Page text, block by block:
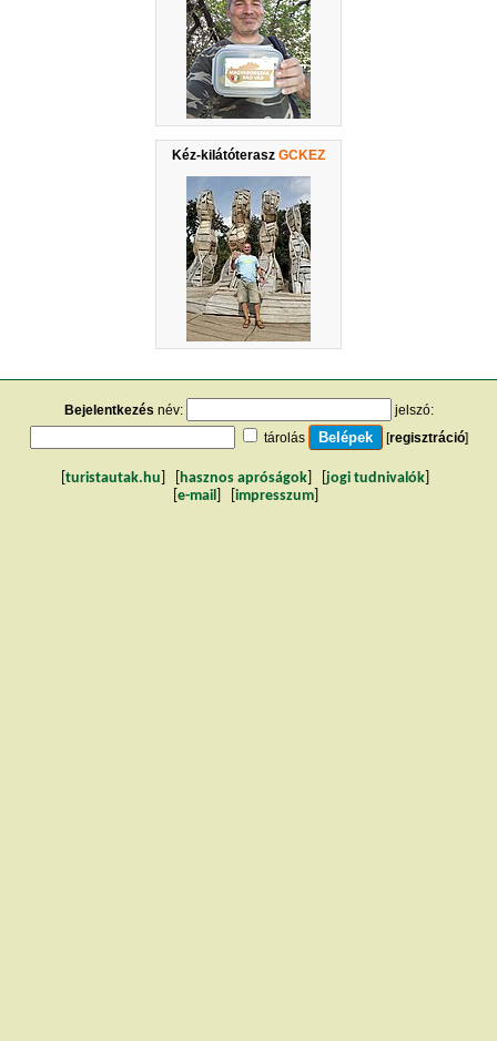
Kéz-kilátóterasz GCKEZ
Bejelentkezés név:
jelszó:
tárolás
[regisztráció]
turistautak.hu hasznos apróságok jogi tudnivalók
e-mail impresszum]